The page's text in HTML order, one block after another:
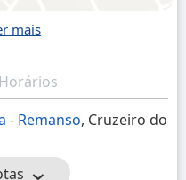
Horários
- Remanso, Cruzeiro do